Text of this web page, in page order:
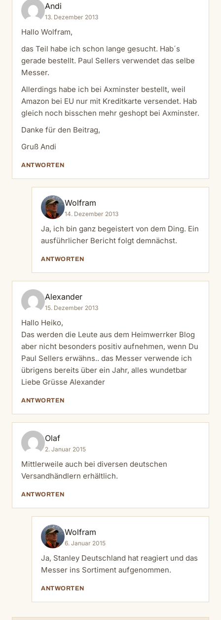
Andi
13. Dezember 2013
Hallo Wolfram,
das Teil habe ich schon lange gesucht. Hab´s
gerade bestellt. Paul Sellers verwendet das selbe
Messer.
Allerdings habe ich bei Axminster bestellt, weil
Amazon bei EU nur mit Kreditkarte versendet. Hab
gleich noch bisschen mehr geshopt bei Axminster.
Danke für den Beitrag,
Gruß Andi
ANTWORTEN
Wolfram
14. Dezember 2013
Ja, ich bin ganz begeistert von dem Ding. Ein
ausführlicher Bericht folgt demnächst.
ANTWORTEN
Alexander
15. Dezember 2013
Hallo Heiko,
Das werden die Leute aus dem Heimwerrker Blog
aber nicht besonders positiv aufnehmen, wenn Du
Paul Sellers erwähns.. das Messer verwende ich
übrigens bereits über ein Jahr, alles wundetbar
Liebe Grüsse Alexander
ANTWORTEN
Olaf
2. Januar 2015
Mittlerweile auch bei diversen deutschen
Versandhändlern erhältlich.
ANTWORTEN
Wolfram
6. Januar 2015
Ja, Stanley Deutschland hat reagiert und das
Messer ins Sortiment aufgenommen.
ANTWORTEN